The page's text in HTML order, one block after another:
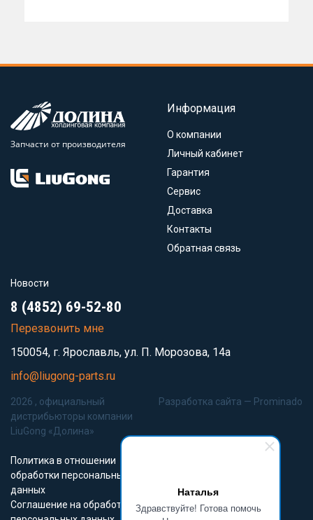
Наталья
Здравствуйте! Готова помочь
Запчасти от производителя
Информация
О компании
Личный кабинет
Гарантия
Сервис
Доставка
Контакты
Обратная связь
Новости
8 (4852) 69-52-80
Перезвонить мне
150054, г. Ярославль, ул. П. Морозова, 14а
info@liugong-parts.ru
2026 , официальный
дистрибьюторы компании
LiuGong «Долина»
Политика в отношении
обработки персональных
данных
Соглашение на обработку
Разработка сайта — Prominado